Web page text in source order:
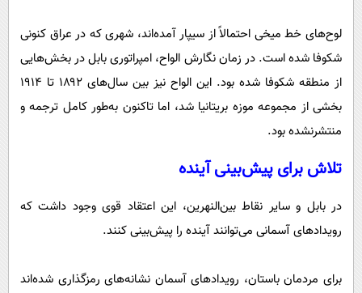
لوح‌های خط میخی احتمالاً از سیپار آمده‌اند، شهری که در عراق کنونی
شکوفا شده است. در زمان نگارش الواح، امپراتوری بابل در بخش‌هایی
از منطقه شکوفا شده بود. این الواح نیز بین سال‌های ۱۸۹۲ تا ۱۹۱۴
بخشی از مجموعه موزه بریتانیا شد، اما تاکنون به‌طور کامل ترجمه و
منتشرنشده بود.
تلاش برای پیش‌بینی آینده
در بابل و سایر نقاط بین‌النهرین، این اعتقاد قوی وجود داشت که
رویدادهای آسمانی می‌توانند آینده را پیش‌بینی کنند.
برای مردمان باستان، رویدادهای آسمان نشانه‌های رمزگذاری شده‌اند